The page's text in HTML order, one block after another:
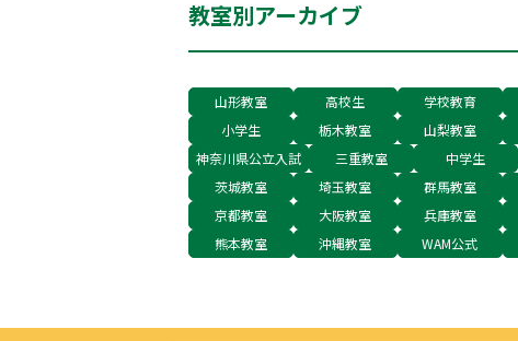
教室別アーカイブ
山形教室 高校生 学校教育
小学生
栃木教室 山梨教室
神奈川県公立入試
三重教室 中学生
茨城教室
埼玉教室 群馬教室
京都教室
大阪教室 兵庫教室
熊本教室
沖縄教室 WAM公式